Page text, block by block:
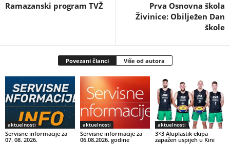
Ramazanski program TVŽ
Prva Osnovna škola
Živinice: Obilježen Dan
škole
Povezani članci Više od autora
aktuelnosti
Servisne informacije za
07. 08. 2026.
aktuelnosti
Servisne informacije za
06.08.2026. godine
aktuelnosti
3×3 Aluplastik ekipa
zapažen uspijeh u Kini